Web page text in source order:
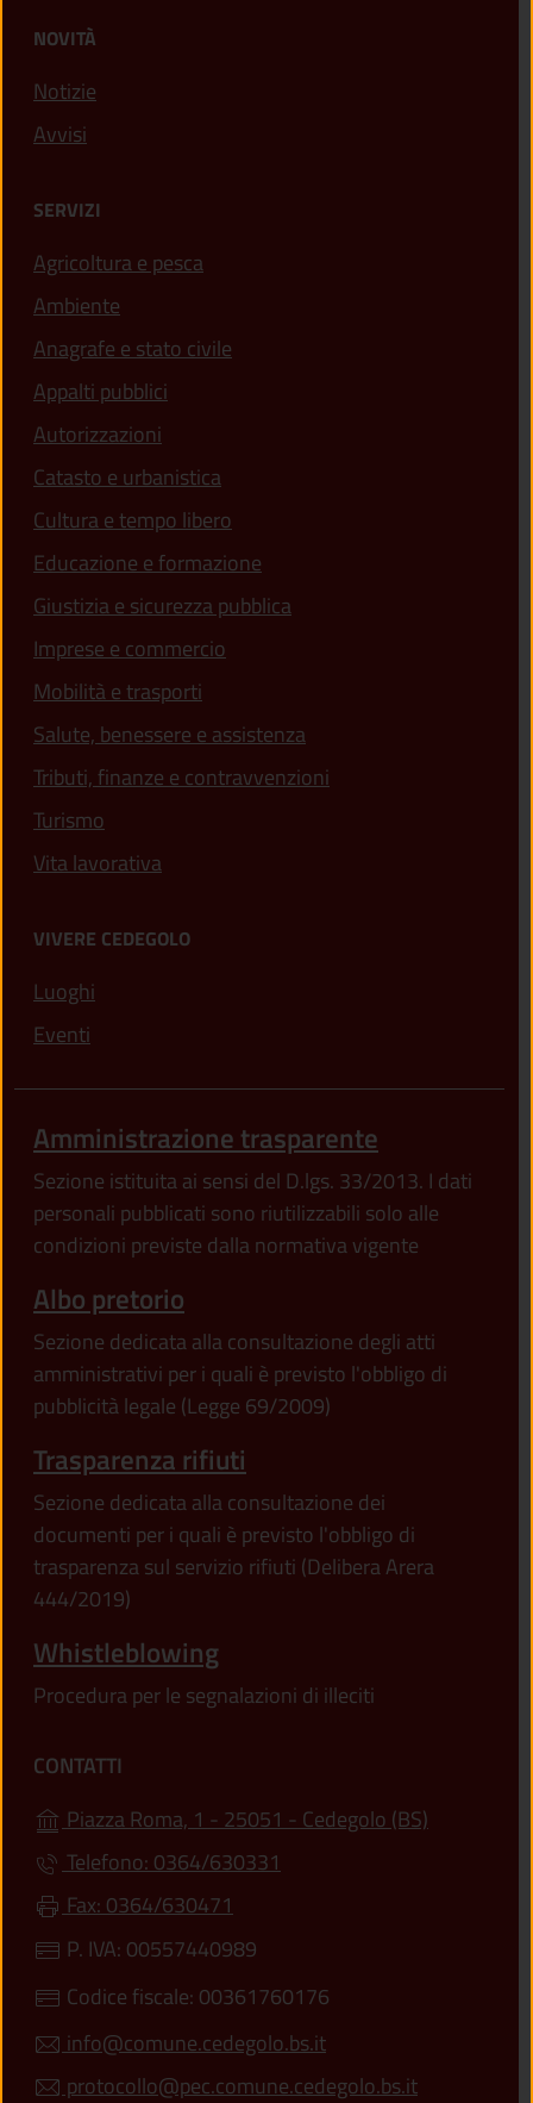
NOVITÀ
Notizie
Avvisi
SERVIZI
Agricoltura e pesca
Ambiente
Anagrafe e stato civile
Appalti pubblici
Autorizzazioni
Catasto e urbanistica
Cultura e tempo libero
Educazione e formazione
Giustizia e sicurezza pubblica
Imprese e commercio
Mobilità e trasporti
Salute, benessere e assistenza
Tributi, finanze e contravvenzioni
Turismo
Vita lavorativa
VIVERE CEDEGOLO
Luoghi
Eventi
Amministrazione trasparente
Sezione istituita ai sensi del D.lgs. 33/2013. I dati
personali pubblicati sono riutilizzabili solo alle
condizioni previste dalla normativa vigente
Albo pretorio
Sezione dedicata alla consultazione degli atti
amministrativi per i quali è previsto l'obbligo di
pubblicità legale (Legge 69/2009)
Trasparenza rifiuti
Sezione dedicata alla consultazione dei
documenti per i quali è previsto l'obbligo di
trasparenza sul servizio rifiuti (Delibera Arera
444/2019)
Whistleblowing
Procedura per le segnalazioni di illeciti
CONTATTI
Piazza Roma, 1 - 25051 - Cedegolo (BS)
Telefono: 0364/630331
Fax: 0364/630471
P. IVA: 00557440989
Codice fiscale: 00361760176
info@comune.cedegolo.bs.it
protocollo@pec.comune.cedegolo.bs.it